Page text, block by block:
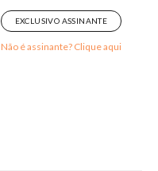
EXCLUSIVO ASSINANTE
Não é assinante? Clique aqui